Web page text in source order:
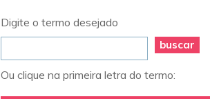
Digite o termo desejado
buscar
Ou clique na primeira letra do termo: